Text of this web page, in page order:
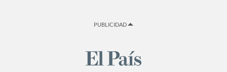
PUBLICIDAD